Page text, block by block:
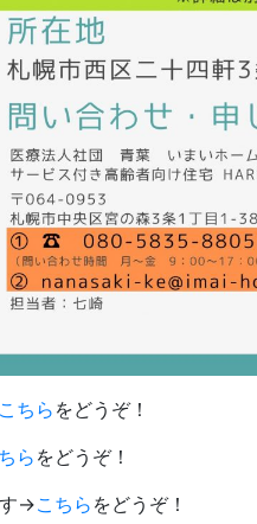
こちら をどうぞ！
らをどうぞ！
す→こちら をどうぞ！